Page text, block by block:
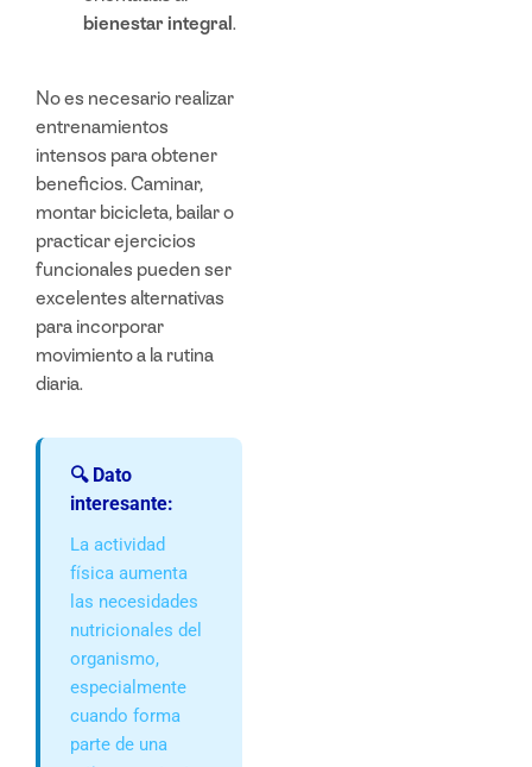
bienestar integral.
No es necesario realizar
entrenamientos
intensos para obtener
beneficios. Caminar,
montar bicicleta, bailar o
practicar ejercicios
funcionales pueden ser
excelentes alternativas
para incorporar
movimiento a la rutina
diaria.
🔍 Dato
interesante:
La actividad
física aumenta
las necesidades
nutricionales del
organismo,
especialmente
cuando forma
parte de una